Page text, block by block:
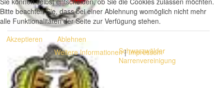
Schwarzwälder
Narrenvereinigung
Bitte beachten Sie, dass bei einer Ablehnung womöglich nicht mehr
alle Funktionalitäten der Seite zur Verfügung stehen.
Akzeptieren
Ablehnen
Weitere Informationen|Impressum